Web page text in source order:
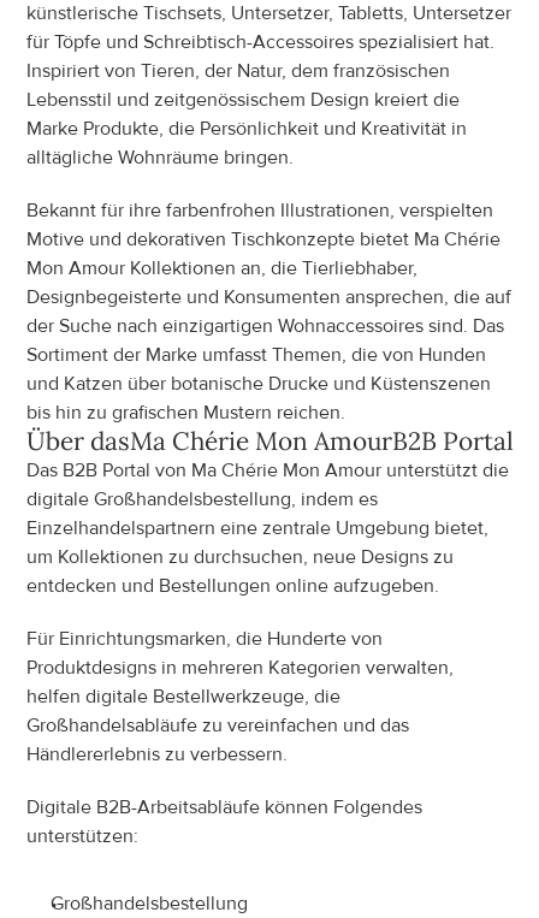
künstlerische Tischsets, Untersetzer, Tabletts, Untersetzer
für Töpfe und Schreibtisch-Accessoires spezialisiert hat.
Inspiriert von Tieren, der Natur, dem französischen
Lebensstil und zeitgenössischem Design kreiert die
Marke Produkte, die Persönlichkeit und Kreativität in
alltägliche Wohnräume bringen.
Bekannt für ihre farbenfrohen Illustrationen, verspielten
Motive und dekorativen Tischkonzepte bietet Ma Chérie
Mon Amour Kollektionen an, die Tierliebhaber,
Designbegeisterte und Konsumenten ansprechen, die auf
der Suche nach einzigartigen Wohnaccessoires sind. Das
Sortiment der Marke umfasst Themen, die von Hunden
und Katzen über botanische Drucke und Küstenszenen
bis hin zu grafischen Mustern reichen.
Über dasMa Chérie Mon AmourB2B Portal
Das B2B Portal von Ma Chérie Mon Amour unterstützt die
digitale Großhandelsbestellung, indem es
Einzelhandelspartnern eine zentrale Umgebung bietet,
um Kollektionen zu durchsuchen, neue Designs zu
entdecken und Bestellungen online aufzugeben.
Für Einrichtungsmarken, die Hunderte von
Produktdesigns in mehreren Kategorien verwalten,
helfen digitale Bestellwerkzeuge, die
Großhandelsabläufe zu vereinfachen und das
Händlererlebnis zu verbessern.
Digitale B2B-Arbeitsabläufe können Folgendes
unterstützen:
Großhandelsbestellung